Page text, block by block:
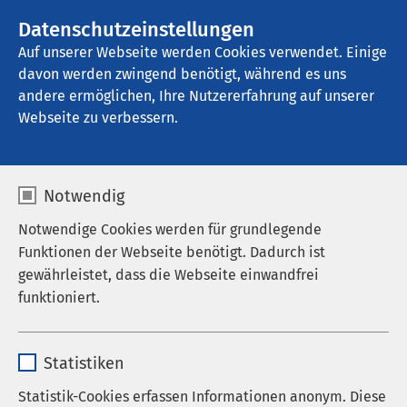
Datenschutzeinstellungen
Auf unserer Webseite werden Cookies verwendet. Einige
davon werden zwingend benötigt, während es uns
andere ermöglichen, Ihre Nutzererfahrung auf unserer
Webseite zu verbessern.
Notwendig
Notwendige Cookies werden für grundlegende
Funktionen der Webseite benötigt. Dadurch ist
gewährleistet, dass die Webseite einwandfrei
funktioniert.
Anbieter sgalinski
Statistiken
Statistik-Cookies erfassen Informationen anonym. Diese
AMEOS Stadtpraxis Zug
11.05.2026 AMEOS Gruppe
Klinikum Friedrichshafen als
Level-II-Krankenhaus
erhalten
Dr. Axel Paeger, Vorsitzender des Vorstandes